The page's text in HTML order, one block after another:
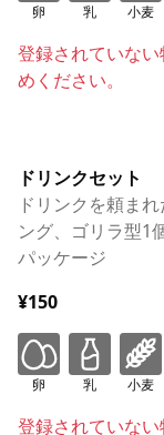
卵 乳 小麦
登録されていな
めください。
ドリンクセット
ドリンクを頼ま
ング、ゴリラ型1
パッケージ
¥150
卵 乳 小麦
登録されていな